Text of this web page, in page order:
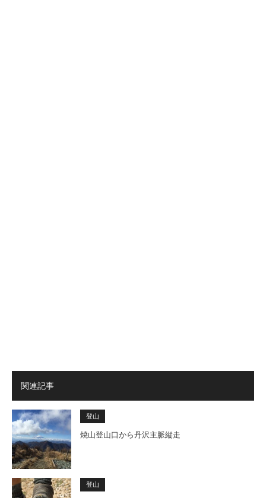
関連記事
登山
焼山登山口から丹沢主脈縦走
登山